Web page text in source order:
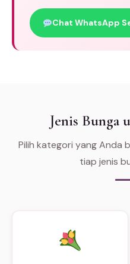
Chat WhatsApp
Jenis Bunga
Pilih kategori yang Anda
tiap jenis